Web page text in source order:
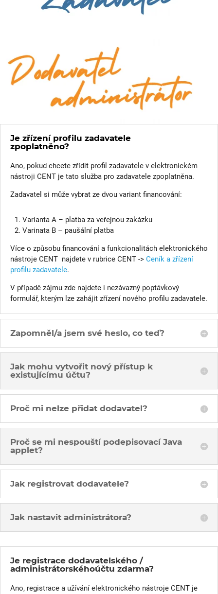
Je zřízení profilu zadavatele
zpoplatněno?
Ano, pokud chcete zřídit profil zadavatele v elektronickém
nástroji CENT je tato služba pro zadavatele zpoplatněna.
Zadavatel si může vybrat ze dvou variant financování:
Varianta A – platba za veřejnou zakázku
Varinata B – paušální platba
Více o způsobu financování a funkcionalitách elektronického
nástroje CENT najdete v rubrice CENT -> Ceník a zřízení
profilu zadavatele.
V případě zájmu zde najdete i nezávazný poptávkový
formulář, kterým lze zahájit zřízení nového profilu zadavatele.
Zapomněl/a jsem své heslo, co teď?
Jak mohu vytvořit nový přístup k
existujícímu účtu?
Proč mi nelze přidat dodavatel?
Proč se mi nespouští podepisovací Java
applet?
Jak registrovat dodavatele?
Jak nastavit administrátora?
Je registrace dodavatelského /
administrátorskéhoúčtu zdarma?
Ano, registrace a užívání elektronického nástroje CENT je